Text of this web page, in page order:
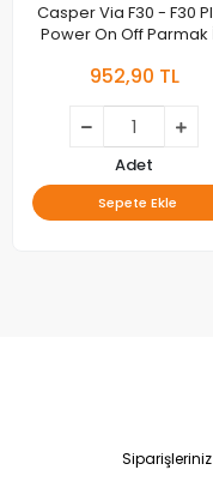
Casper Via F30 - F30
Power On Off Parmak
952,90 TL
Adet
Sepete Ekle